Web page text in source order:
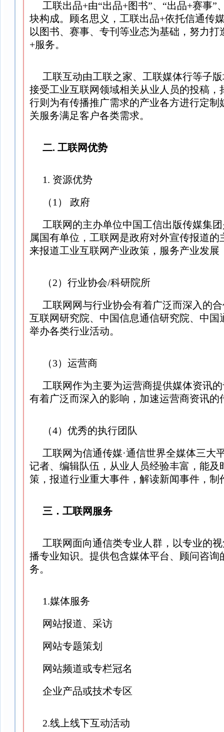
工联出品+由“出品+图书”、“出品+赛事”
块构成。顾名思义，工联出品+依托信通传
以图书、赛事、专刊等业态为基础，努力打
+服务。
工联互动由工联之家、工联媒体行等子
接受工业互联网领域相关从业人员的投稿，
行则为有传播推广需求的产业各方进行定制
关服务满足客户各类需求。
二. 工联网优势
1. 资源优势
（1） 政府
工联网的主办单位中国工信出版传媒集
属国有单位，工联网是政府对外宣传报道的
来报道工业互联网产业政策，服务产业发展
（2）行业协会/科研院所
工联网网与行业协会有着广泛而深入的
互联网研究院、中国信息通信研究院、中国
举办各类行业活动。
（3）运营商
工联网作为主要为运营商提供媒体资讯
有着广泛而深入的影响，加速运营商资讯的
（4）优秀的执行团队
工联网为信通传媒·通信世界全媒体三大
记者、编辑队伍，从业人员经验丰富，能及
策，报道行业重大事件，解读新闻事件，制
三．工联网服务
工联网面向通信类专业人群，以专业的
播专业知识。提供包含媒体平台、顾问咨询
务。
1.媒体服务
网站报道、采访
网站专题策划
网站频道或专栏冠名
企业产品或技术专区
2.线上线下互动活动